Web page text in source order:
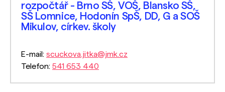
rozpočtář - Brno SŠ, VOŠ, Blansko SŠ,
SŠ Lomnice, Hodonín SpŠ, DD, G a SOŠ
Mikulov, církev. školy
E-mail: scuckova.jitka@jmk.cz
Telefon: 541 653 440